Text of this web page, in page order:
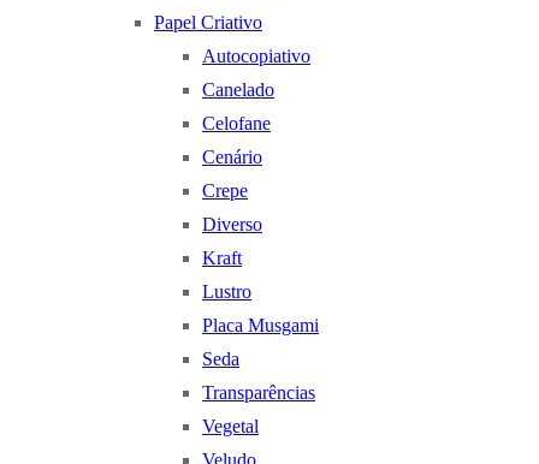
Papel Criativo
Autocopiativo
Canelado
Celofane
Cenário
Crepe
Diverso
Kraft
Lustro
Placa Musgami
Seda
Transparências
Vegetal
Veludo